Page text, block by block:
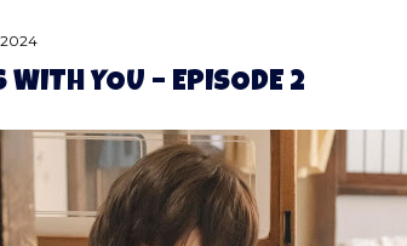
WITH YOU – EPISODE 2